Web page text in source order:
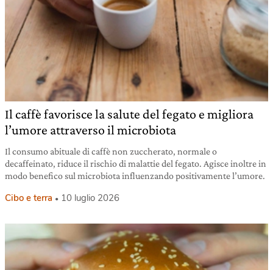
Il caffè favorisce la salute del fegato e migliora
l’umore attraverso il microbiota
Il consumo abituale di caffè non zuccherato, normale o
decaffeinato, riduce il rischio di malattie del fegato. Agisce inoltre in
modo benefico sul microbiota influenzando positivamente l’umore.
Cibo e terra 10 luglio 2026